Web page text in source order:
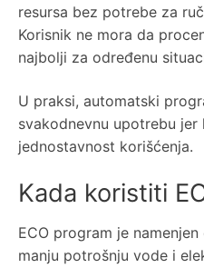
resursa bez potrebe za
Korisnik ne mora da
najbolji za određenu
U praksi, automatski
svakodnevnu upotrebu
jednostavnost korišćenja.
Kada koristiti
ECO program je
manju potrošnju vode i